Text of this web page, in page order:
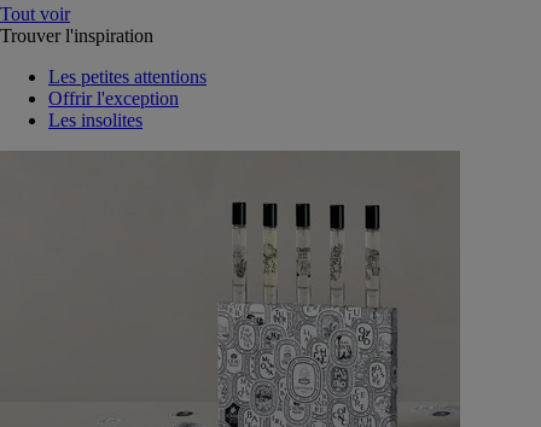
Tout voir
Trouver l'inspiration
Les petites attentions
Offrir l'exception
Les insolites